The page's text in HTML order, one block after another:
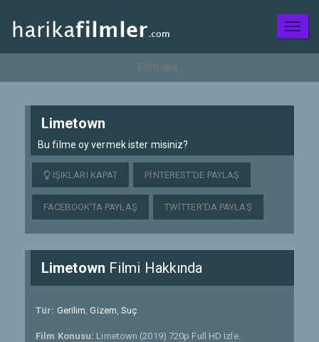
Limetown
Bu filme oy vermek ister misiniz?
IŞIKLARI KAPAT PINTEREST'DE PAYLAŞ
FACEBOOK'TA PAYLAŞ TWITTER'DA PAYLAŞ
Limetown Filmi Hakkında
Tür: Gerilim,Gizem,Suç
Film Konusu: Limetown (2019) 720p Full HD izle.